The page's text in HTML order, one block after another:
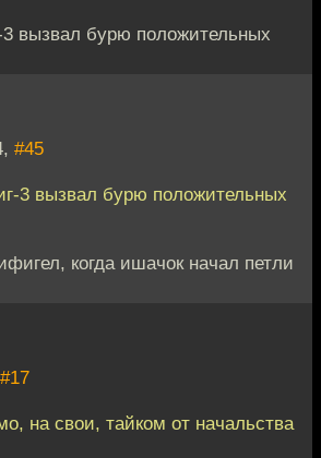
вызвал бурю положительных
#45
3 вызвал бурю положительных
когда ишачок начал петли
#17
на свои, тайком от начальства